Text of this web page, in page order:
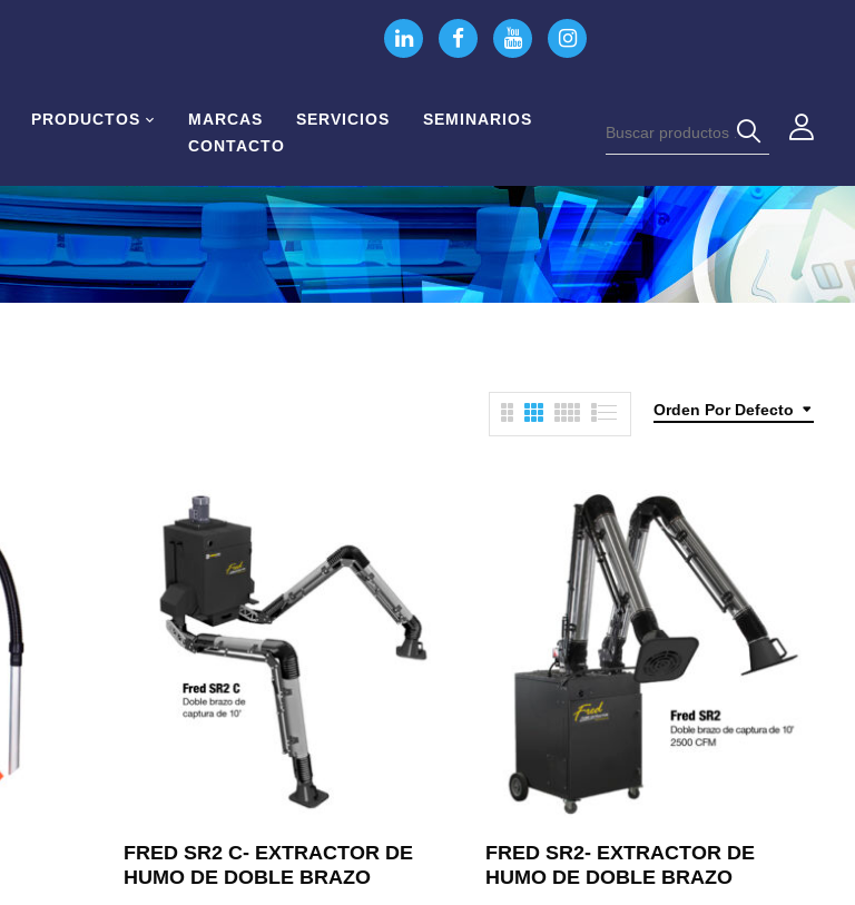
PRODUCTOS MARCAS SERVICIOS
SEMINARIOS
CONTACTO
Orden Por Defecto
FRED SR2 C- EXTRACTOR DE
HUMO DE DOBLE BRAZO
FRED SR2- EXTRACTOR DE
HUMO DE DOBLE BRAZO